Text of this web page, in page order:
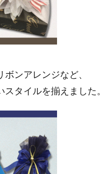
ンアレンジなど、
タイルを揃えました。